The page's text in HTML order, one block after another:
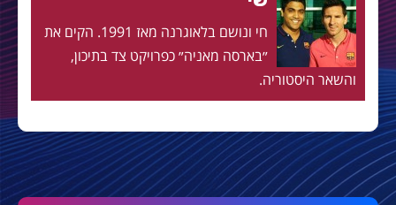
חי ונושם בלאוגרנה מאז 1991. הקים את
״בארסה מאניה״ כפרויקט צד בתיכון,
והשאר היסטוריה.